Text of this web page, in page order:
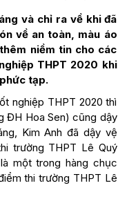
và chỉ ra về khi đã
về an toàn, màu áo
niềm tin cho các
THPT 2020 khi
tạp.
nghiệp THPT 2020 thì
ĐH Hoa Sen) cũng dậy
Kim Anh đã dậy vệ
trường THPT Lê Quý
một trong hàng chục
thi trường THPT Lê